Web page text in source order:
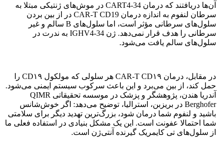
آن‌ها دریافتند که درمان CART4-34 در موش‌های ژنتیکی مبتلا به
سرطان لنفوم به اندازه درمان CAR-T CD19 در از بین بردن
سلول‌های سرطانی مؤثر است، اما سلول‌های B سالم و غیر
سرطانی را هدف قرار نمی‌دهد. ژن IGHV4-34 به ندرت در
سلول‌های سالم یافت می‌شود.
در مقابل، درمان CAR-T CD۱۹ هر سلولی که مولکول CD۱۹ را
حمل کند، از بین می‌برد و این باعث سرکوب سیستم ایمنی می‌شود.
آندریا هندن، پژوهشگر و پزشک در موسسه تحقیقاتی QIMR
Berghofer در بریزبن، استرالیا، توضیح می‌دهد: اگر خوش‌شانس
باشید و لنفوم شما درمان شود، بزرگ‌ترین تهدید دیگر برای سلامتی
شما احتمالا عفونت است. این یک مشکل بنیادی در استفاده فعلی ما
از سلول‌های تی کایمریک گیرنده آنتی‌ژن است.